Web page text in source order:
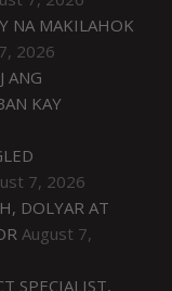
NA MAKILAHOK
2026
ANG
KAY
7, 2026
DOLYAR AT
August 7,
SPECIALIST,